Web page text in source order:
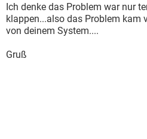
Ich denke das Problem war nur
klappen...also das Problem kam
von deinem System....
Gruß